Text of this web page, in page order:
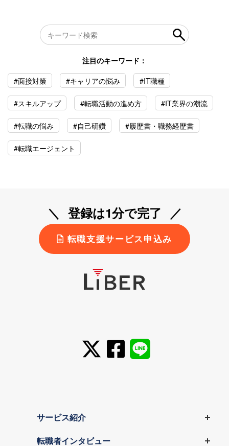
注目のキーワード：
#面接対策
#キャリアの悩み #IT職種
#スキルアップ #転職活動の進め方 #IT業界の潮流
#転職の悩み #自己研鑽 #履歴書・職務経歴書
#転職エージェント
登録は1分で完了
転職支援サービス申込み
サービス紹介
転職者インタビュー